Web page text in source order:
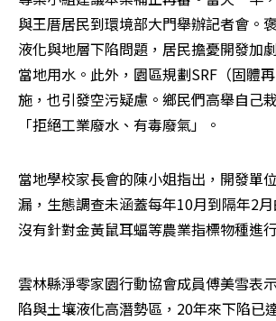
與王厝居民到環境部大門舉辦記者會。
液化與地層下陷問題，居民擔憂開發加
當地用水。此外，園區規劃SRF（固體
施，也引發空污疑慮。鄉民們高舉自己
「拒絕工業廢水、有毒廢氣」。
當地學校家長會的陳小姐指出，開發單
漏，生態調查未涵蓋每年10月到隔年2
沒有針對金黃鼠耳蝠等農業指標物種進
雲林縣淨零家園行動協會成員傅美雪表
陷與土壤液化高潛勢區，20年來下陷已